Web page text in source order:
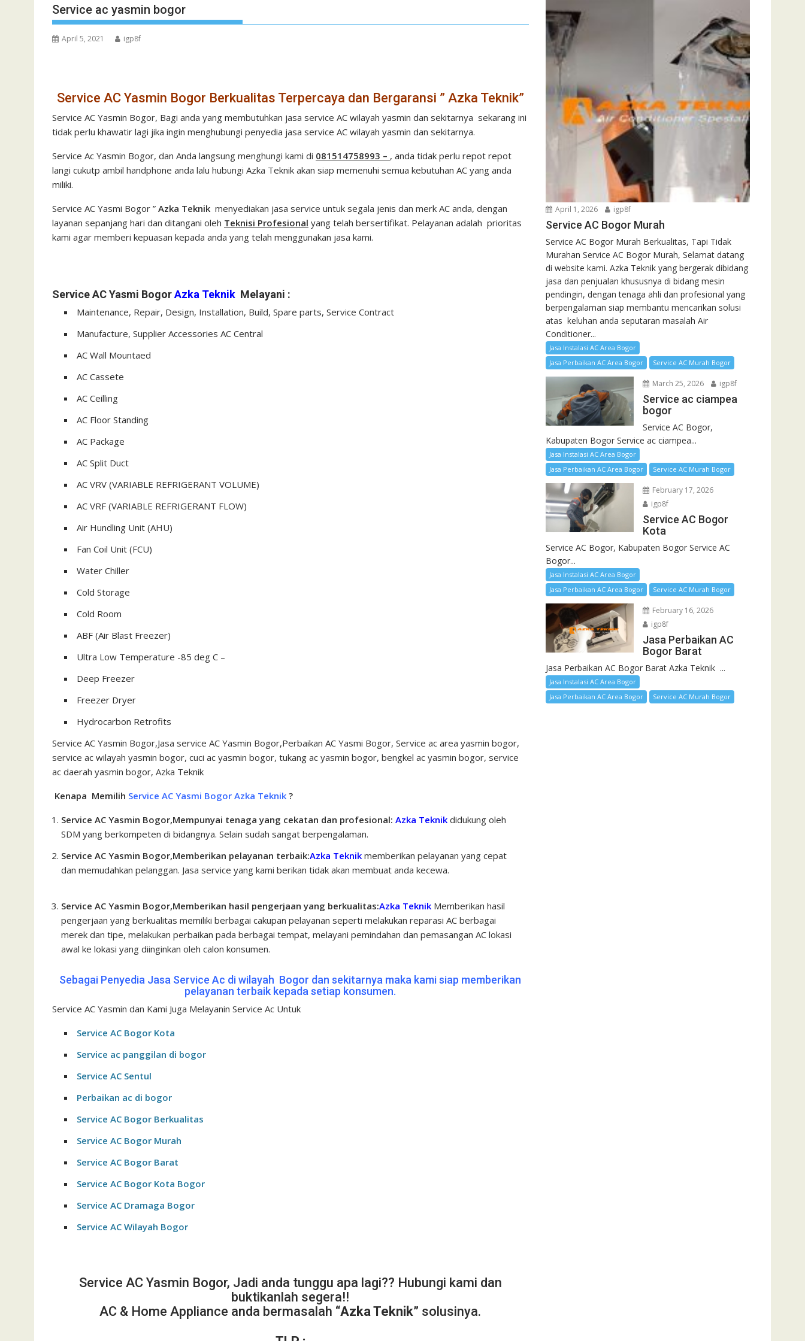
Service ac yasmin bogor
April 5, 2021 igp8f
Service AC Yasmin Bogor Berkualitas Terpercaya dan Bergaransi ” Azka Teknik”
Service AC Yasmin Bogor, Bagi anda yang membutuhkan jasa service AC wilayah yasmin dan sekitarnya sekarang ini
tidak perlu khawatir lagi jika ingin menghubungi penyedia jasa service AC wilayah yasmin dan sekitarnya.
Service Ac Yasmin Bogor, dan Anda langsung menghungi kami di 081514758993 – , anda tidak perlu repot repot
langi cukutp ambil handphone anda lalu hubungi Azka Teknik akan siap memenuhi semua kebutuhan AC yang anda
miliki.
Service AC Yasmi Bogor ” Azka Teknik menyediakan jasa service untuk segala jenis dan merk AC anda, dengan
layanan sepanjang hari dan ditangani oleh Teknisi Profesional yang telah bersertifikat. Pelayanan adalah prioritas
kami agar memberi kepuasan kepada anda yang telah menggunakan jasa kami.
Service AC Yasmi BogorAzka Teknik Melayani :
Maintenance, Repair, Design, Installation, Build, Spare parts, Service Contract
Manufacture, Supplier Accessories AC Central
AC Wall Mountaed
AC Cassete
AC Ceilling
AC Floor Standing
AC Package
AC Split Duct
AC VRV (VARIABLE REFRIGERANT VOLUME)
AC VRF (VARIABLE REFRIGERANT FLOW)
Air Hundling Unit (AHU)
Fan Coil Unit (FCU)
Water Chiller
Cold Storage
Cold Room
ABF (Air Blast Freezer)
Ultra Low Temperature -85 deg C –
Deep Freezer
Freezer Dryer
Hydrocarbon Retrofits
Service AC Yasmin Bogor,Jasa service AC Yasmin Bogor,Perbaikan AC Yasmi Bogor, Service ac area yasmin bogor,
service ac wilayah yasmin bogor, cuci ac yasmin bogor, tukang ac yasmin bogor, bengkel ac yasmin bogor, service
ac daerah yasmin bogor, Azka Teknik
Kenapa Memilih Service AC Yasmi Bogor Azka Teknik ?
Service AC Yasmin Bogor,Mempunyai tenaga yang cekatan dan profesional: Azka Teknik didukung oleh
SDM yang berkompeten di bidangnya. Selain sudah sangat berpengalaman.
Service AC Yasmin Bogor,Memberikan pelayanan terbaik:Azka Teknik memberikan pelayanan yang cepat
dan memudahkan pelanggan. Jasa service yang kami berikan tidak akan membuat anda kecewa.
Service AC Yasmin Bogor,Memberikan hasil pengerjaan yang berkualitas:Azka Teknik Memberikan hasil
pengerjaan yang berkualitas memiliki berbagai cakupan pelayanan seperti melakukan reparasi AC berbagai
merek dan tipe, melakukan perbaikan pada berbagai tempat, melayani pemindahan dan pemasangan AC lokasi
awal ke lokasi yang diinginkan oleh calon konsumen.
Sebagai Penyedia Jasa Service Ac diwilayah Bogor dan sekitarnya maka kami siap memberikan
pelayanan terbaik kepada setiap konsumen.
Service AC Yasmin dan Kami Juga Melayanin Service Ac Untuk
Service AC Bogor Kota
Service ac panggilan di bogor
Service AC Sentul
Perbaikan ac di bogor
Service AC Bogor Berkualitas
Service AC Bogor Murah
Service AC Bogor Barat
Service AC Bogor Kota Bogor
Service AC Dramaga Bogor
Service AC Wilayah Bogor
Service AC Yasmin Bogor, Jadi anda tunggu apa lagi?? Hubungi kami dan
buktikanlah segera!!
AC & Home Appliance anda bermasalah “Azka Teknik” solusinya.
April 1, 2026 igp8f
Service AC Bogor Murah
Service AC Bogor Murah Berkualitas, Tapi Tidak
Murahan Service AC Bogor Murah, Selamat datang
di website kami. Azka Teknik yang bergerak dibidang
jasa dan penjualan khususnya di bidang mesin
pendingin, dengan tenaga ahli dan profesional yang
berpengalaman siap membantu mencarikan solusi
atas keluhan anda seputaran masalah Air
Conditioner...
Jasa Instalasi AC Area Bogor
Jasa Perbaikan AC Area Bogor
Service AC Murah Bogor
March 25, 2026 igp8f
Service ac ciampea
bogor
Service AC Bogor,
Kabupaten Bogor Service ac ciampea...
Jasa Instalasi AC Area Bogor
Jasa Perbaikan AC Area Bogor
Service AC Murah Bogor
February 17, 2026
igp8f
Service AC Bogor
Kota
Service AC Bogor, Kabupaten Bogor Service AC
Bogor...
Jasa Instalasi AC Area Bogor
Jasa Perbaikan AC Area Bogor
Service AC Murah Bogor
February 16, 2026
igp8f
Jasa Perbaikan AC
Bogor Barat
Jasa Perbaikan AC Bogor Barat Azka Teknik ...
Jasa Instalasi AC Area Bogor
Jasa Perbaikan AC Area Bogor
Service AC Murah Bogor